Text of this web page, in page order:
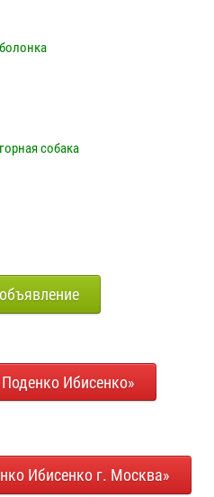
собака
Ибисенко»
Ибисенко г. Москва»